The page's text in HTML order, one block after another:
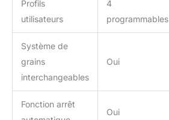
Profils
utilisateurs
4
programmables
Système de
grains
interchangeables
Oui
Fonction arrêt
Oui